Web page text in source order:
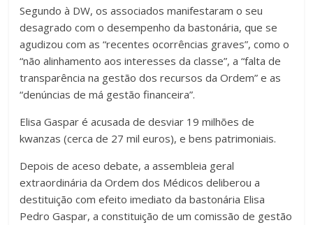
Segundo à DW, os associados manifestaram o seu
desagrado com o desempenho da bastonária, que se
agudizou com as “recentes ocorrências graves”, como o
“não alinhamento aos interesses da classe”, a “falta de
transparência na gestão dos recursos da Ordem” e as
“denúncias de má gestão financeira”.
Elisa Gaspar é acusada de desviar 19 milhões de
kwanzas (cerca de 27 mil euros), e bens patrimoniais.
Depois de aceso debate, a assembleia geral
extraordinária da Ordem dos Médicos deliberou a
destituição com efeito imediato da bastonária Elisa
Pedro Gaspar, a constituição de um comissão de gestão